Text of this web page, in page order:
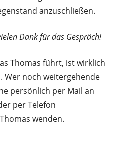
anzuschließen.
Dank für das Gespräch!
Thomas führt, ist wirklich
Wer noch weitergehende
persönlich per Mail an
per Telefon
wenden.